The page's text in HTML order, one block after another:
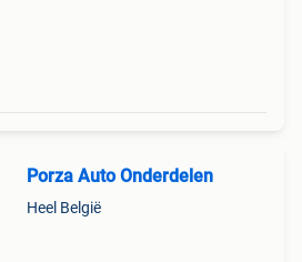
Porza Auto Onderdelen
Heel België